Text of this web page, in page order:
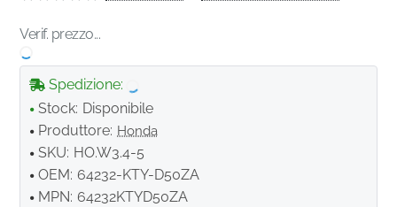
Verif. prezzo...
Spedizione:
Stock: Disponibile
Produttore: Honda
SKU: HO.W3.4-5
OEM: 64232-KTY-D50ZA
MPN: 64232KTYD50ZA